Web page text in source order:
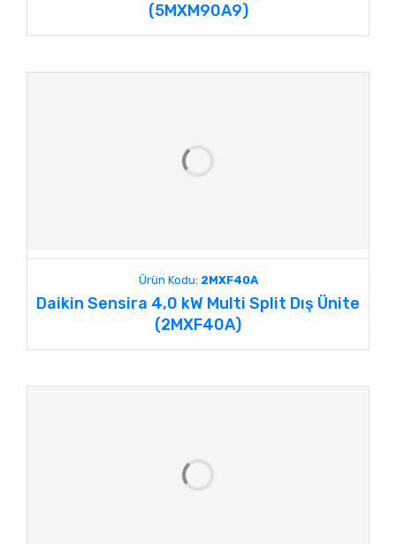
(5MXM90A9)
Ürün Kodu: 2MXF40A
Daikin Sensira 4,0 kW Multi Split Dış Ünite
(2MXF40A)